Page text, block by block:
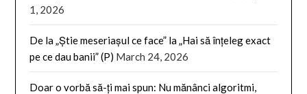
1, 2026
De la „Știe meseriașul ce face” la „Hai să înțeleg exact
pe ce dau banii” (P) March 24, 2026
Doar o vorbă să-ți mai spun: Nu mănânci algoritmi,